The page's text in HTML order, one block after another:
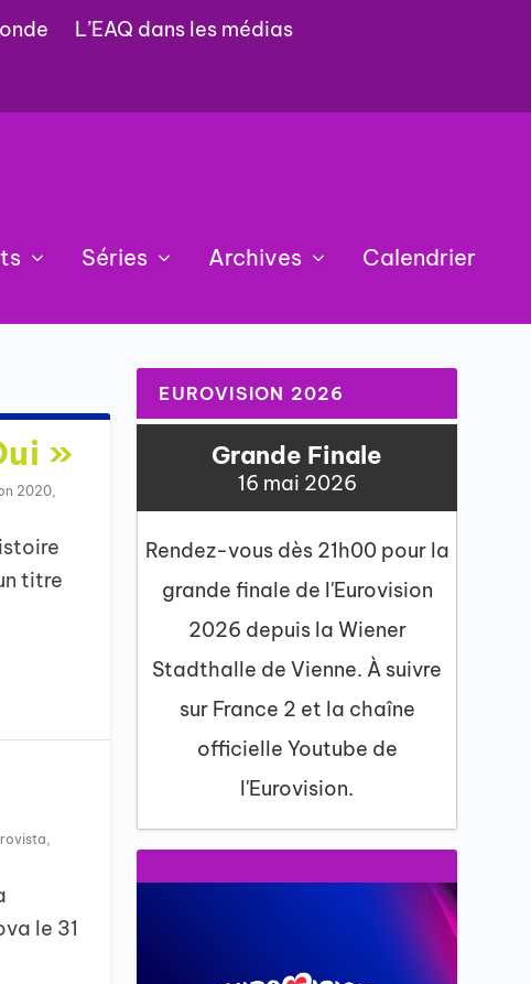
L’EAQ dans les médias
Séries Archives Calendrier
»
2020,
titre
le 31
EUROVISION 2026
Grande Finale
16 mai 2026
Rendez-vous dès 21h00 pour la
grande finale de l'Eurovision
2026 depuis la Wiener
Stadthalle de Vienne. À suivre
sur France 2 et la chaîne
officielle Youtube de
l'Eurovision.